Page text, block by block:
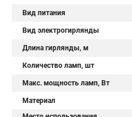
Вид питания
Вид электрогирлянды
Длина гирлянды, м
Количество ламп, шт
Макс. мощность ламп, Вт
Материал